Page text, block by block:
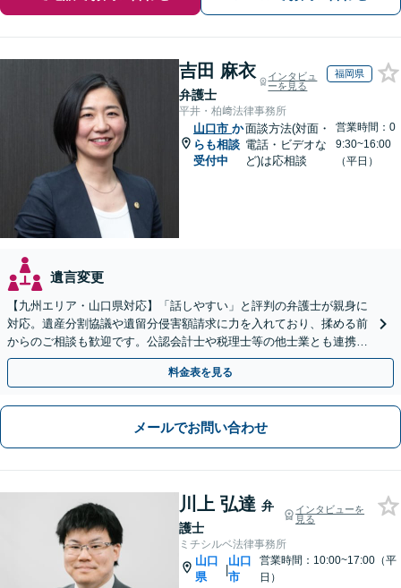
吉田 麻衣
弁護士
インタビュ
ーを見る
福岡県
平井・柏﨑法律事務所
山口市 か
らも相談
受付中
面談方法(対面・
電話・ビデオな
ど)は応相談
営業時間：0
9:30~16:00
（平日）
遺言変更
【九州エリア・山口県対応】「話しやすい」と評判の弁護士が親身に
対応。遺産分割協議や遺留分侵害額請求に力を入れており、揉める前
からのご相談も歓迎です。公認会計士や税理士等の他士業とも連携
し、円満な解決を全力でサポートいたします。
料金表を見る
メールでお問い合わせ
川上 弘達 弁
護士
インタビューを
見る
ミチシルベ法律事務所
山口
県
|
山口
市
営業時間：10:00~17:00（平
日）